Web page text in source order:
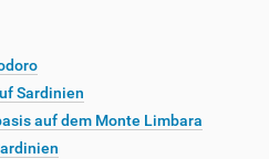
Sardinien
auf dem Monte Limbara